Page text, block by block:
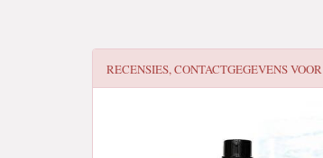
RECENSIES, CONTACTGEGEVENS VOOR